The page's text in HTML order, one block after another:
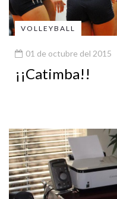
VOLLEYBALL
01 de octubre del 2015
¡¡Catimba!!